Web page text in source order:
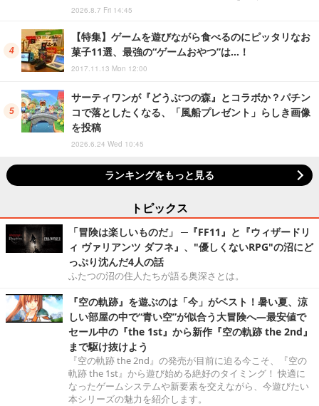
2026.8.7 Fri 14:45
【特集】ゲームを遊びながら食べるのにピッタリなお
菓子11選、最強の“ゲームおやつ”は…！
2017.11.13 Mon 12:00
サーティワンが『どうぶつの森』とコラボか？パチン
コで落としたくなる、「風船プレゼント」らしき画像
を投稿
2026.6.24 Wed 10:45
ランキングをもっと見る
トピックス
「冒険は楽しいものだ」 ─『FF11』と『ウィザードリ
ィ ヴァリアンツ ダフネ』、"優しくないRPG"の沼にど
っぷり沈んだ4人の話
ふたつの沼の住人たちが語る奥深さとは。
『空の軌跡』を遊ぶのは「今」がベスト！暑い夏、涼
しい部屋の中で“青い空”が似合う大冒険へ―最安値で
セール中の『the 1st』から新作『空の軌跡 the 2nd』
まで駆け抜けよう
『空の軌跡 the 2nd』の発売が目前に迫る今こそ、『空の
軌跡 the 1st』から遊び始める絶好のタイミング！ 快適に
なったゲームシステムや新要素を交えながら、今遊びたい
本シリーズの魅力を紹介します。